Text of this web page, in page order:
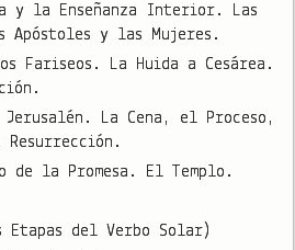
y la Enseñanza Interior. Las
Apóstoles y las Mujeres.
Fariseos. La Huida a Cesárea.
La Cena, el Proceso,
de la Promesa. El Templo.
Etapas del Verbo Solar)